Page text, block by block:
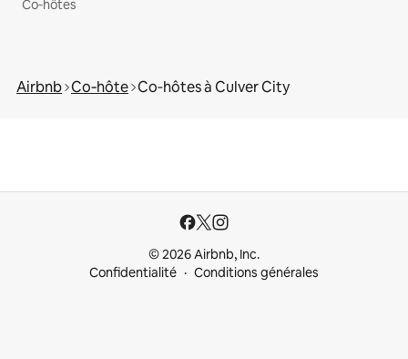
Co‑hôtes
Airbnb Co‑hôte Co‑hôtes à Culver City
© 2026 Airbnb, Inc.
Confidentialité
Conditions générales